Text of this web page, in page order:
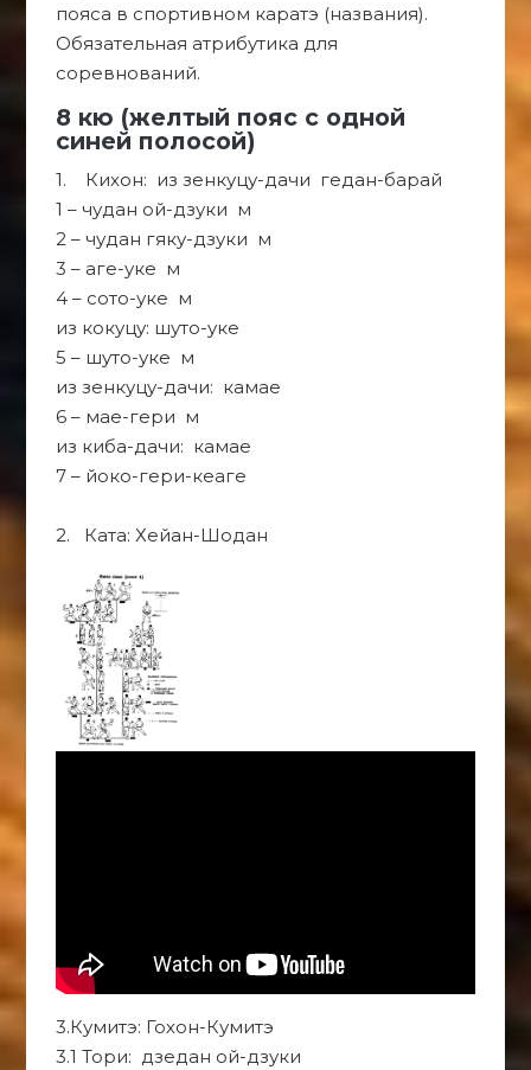
пояса в спортивном каратэ (названия).
Обязательная атрибутика для
соревнований.
8 кю (желтый пояс с одной
синей полосой)
1. Кихон: из зенкуцу-дачи гедан-барай
1 – чудан ой-дзуки м
2 – чудан гяку-дзуки м
3 – аге-уке м
4 – сото-уке м
из кокуцу: шуто-уке
5 – шуто-уке м
из зенкуцу-дачи: камае
6 – мае-гери м
из киба-дачи: камае
7 – йоко-гери-кеаге
2. Ката: Хейан-Шодан
3.Кумитэ: Гохон-Кумитэ
3.1 Тори: дзедан ой-дзуки